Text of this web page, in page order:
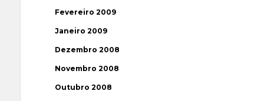
Fevereiro 2009
Janeiro 2009
Dezembro 2008
Novembro 2008
Outubro 2008